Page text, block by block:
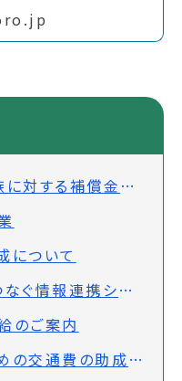
補償金制度について
について
）の先行実施事業について
のご案内
費の助成について